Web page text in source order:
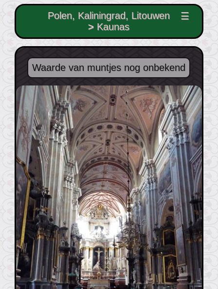
Polen, Kaliningrad, Litouwen
> Kaunas
☰
Waarde van muntjes nog onbekend